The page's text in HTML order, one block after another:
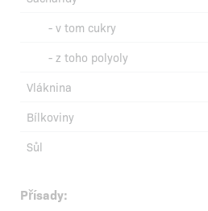
- v tom cukry
- z toho polyoly
Vláknina
Bílkoviny
Sůl
Přísady: